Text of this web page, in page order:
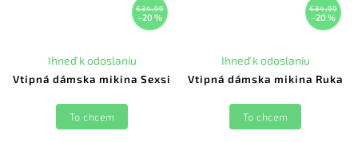
€34,99
–20 %
Vtipná dámska mikina Sexsi
Ihneď k odoslaniu
To chcem
€34,99
–20 %
Vtipná dámska mikina Ruka
Ihneď k odoslaniu
To chcem